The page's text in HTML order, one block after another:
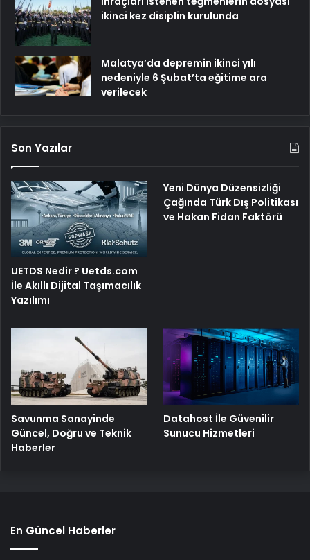
ikinci kez disiplin kurulunda
Malatya’da depremin ikinci yılı
nedeniyle 6 Şubat’ta eğitime ara
verilecek
Son Yazılar
UETDS Nedir ? Uetds.com
İle Akıllı Dijital Taşımacılık
Yazılımı
Yeni Dünya Düzensizliği
Çağında Türk Dış Politikası
ve Hakan Fidan Faktörü
Savunma Sanayinde
Güncel, Doğru ve Teknik
Haberler
Datahost İle Güvenilir
Sunucu Hizmetleri
En Güncel Haberler